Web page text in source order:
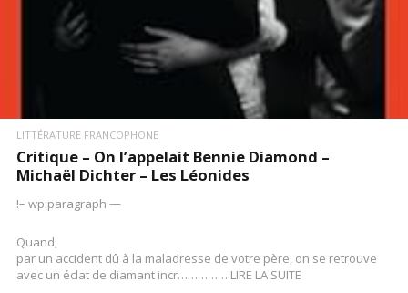
LITTÉRATURE FRANCOPHONE
Critique – On l’appelait Bennie Diamond –
Michaël Dichter – Les Léonides
!– wp:paragraph —
Quand,
par un accident dû à la maladresse de votre père, on se retrouve
avec un éclat de diamant incr…………….LIRE LA SUITE